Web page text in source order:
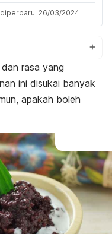
diperbarui 26/03/2024
rasa yang
ini disukai banyak
apakah boleh